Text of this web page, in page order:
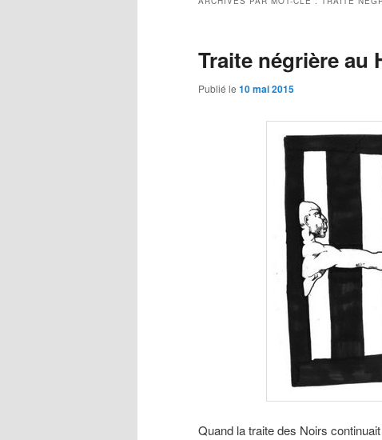
Traite négrière au
Publié le 10 mai 2015
Quand la traite des Noirs